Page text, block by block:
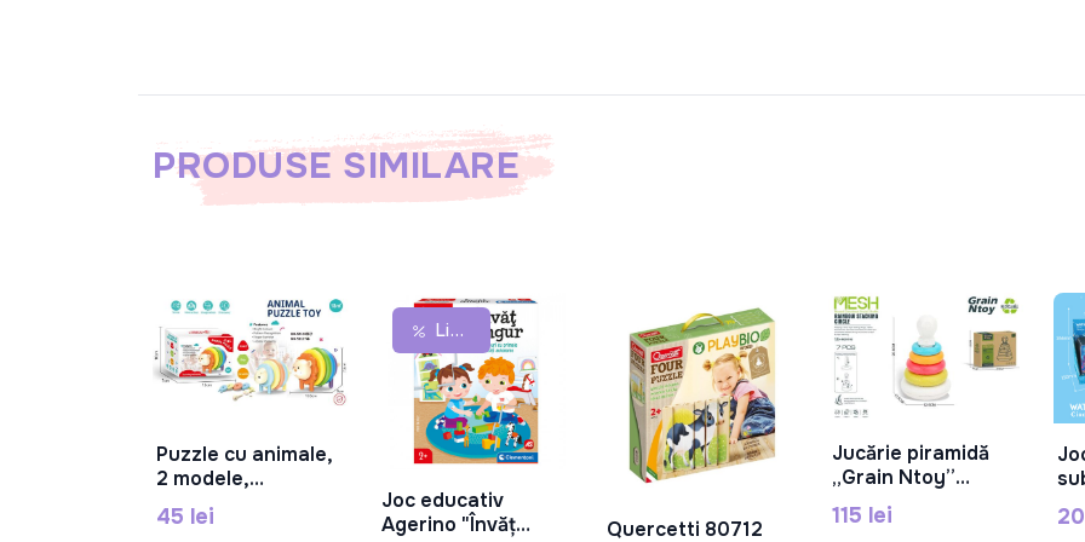
PRODUSE SIMILARE
În Coș
Puzzle cu animale,
2 modele,
52126/52127
45 lei
Lichidare De Stoc
În Coș
Joc educativ
Agerino "Învăț
Quercetti 80712
În Coș
Jucărie piramidă
„Grain Ntoy”
GN004
115 lei